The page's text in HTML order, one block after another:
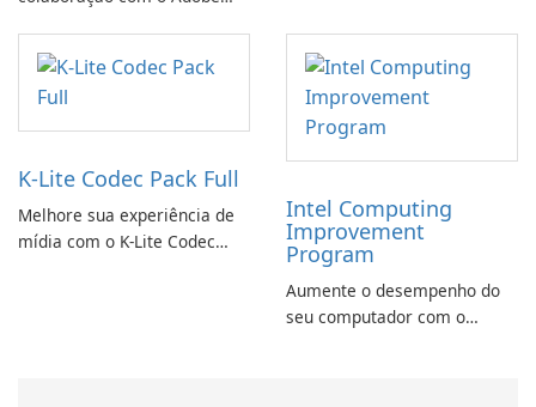
K-Lite Codec Pack Full
Melhore sua experiência de
mídia com o K-Lite Codec
Intel Computing
Improvement
Program
Aumente o desempenho do
seu computador com o